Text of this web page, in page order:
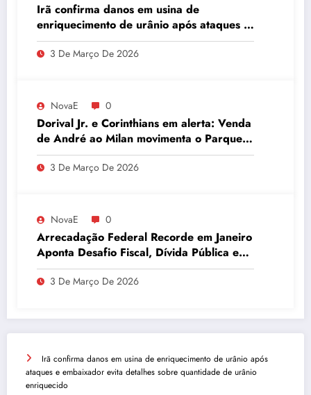
Irã confirma danos em usina de
enriquecimento de urânio após ataques e
embaixador evita detalhes sobre
quantidade de urânio enriquecido
3 De Março De 2026
NovaE 0
Dorival Jr. e Corinthians em alerta: Venda
de André ao Milan movimenta o Parque
São Jorge
3 De Março De 2026
NovaE 0
Arrecadação Federal Recorde em Janeiro
Aponta Desafio Fiscal, Dívida Pública e
Inadimplência no Agro
3 De Março De 2026
Irã confirma danos em usina de enriquecimento de urânio após
ataques e embaixador evita detalhes sobre quantidade de urânio
enriquecido